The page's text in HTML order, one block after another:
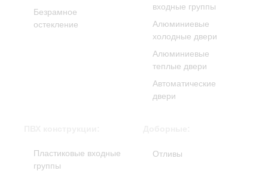
Безрамное
остекление
входные группы
Алюминиевые
холодные двери
Алюминиевые
теплые двери
Автоматические
двери
Пластиковые входные
группы
Отливы